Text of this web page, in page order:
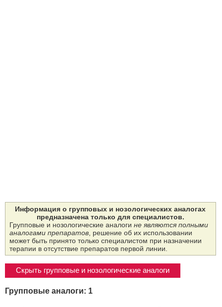
Информация о групповых и нозологических аналогах
предназначена только для специалистов.
Групповые и нозологические аналоги не являются полными
аналогами препаратов, решение об их использовании
может быть принято только специалистом при назначении
терапии в отсутствие препаратов первой линии.
Скрыть групповые и нозологические аналоги
Групповые аналоги: 1